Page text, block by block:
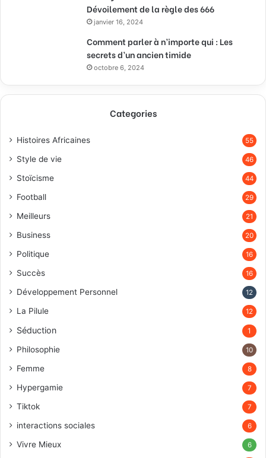
Dévoilement de la règle des 666
janvier 16, 2024
Comment parler à n’importe qui : Les
secrets d’un ancien timide
octobre 6, 2024
Categories
Histoires Africaines 55
Style de vie 46
Stoïcisme 44
Football 29
Meilleurs 21
Business 20
Politique 16
Succès 16
Développement Personnel 12
La Pilule 12
Séduction 1
Philosophie 10
Femme 8
Hypergamie 7
Tiktok 7
interactions sociales 6
Vivre Mieux 6